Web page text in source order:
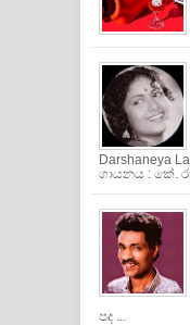
Darshaneya
ගායනය : කේ.
පද ...